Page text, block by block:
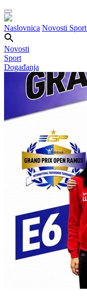
Naslovnica Novosti Sport
Novosti
Sport
Događanja